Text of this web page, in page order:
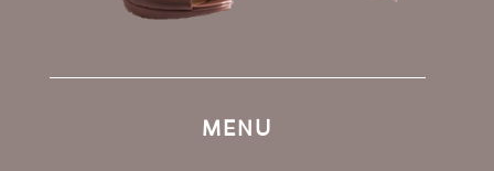
MENU